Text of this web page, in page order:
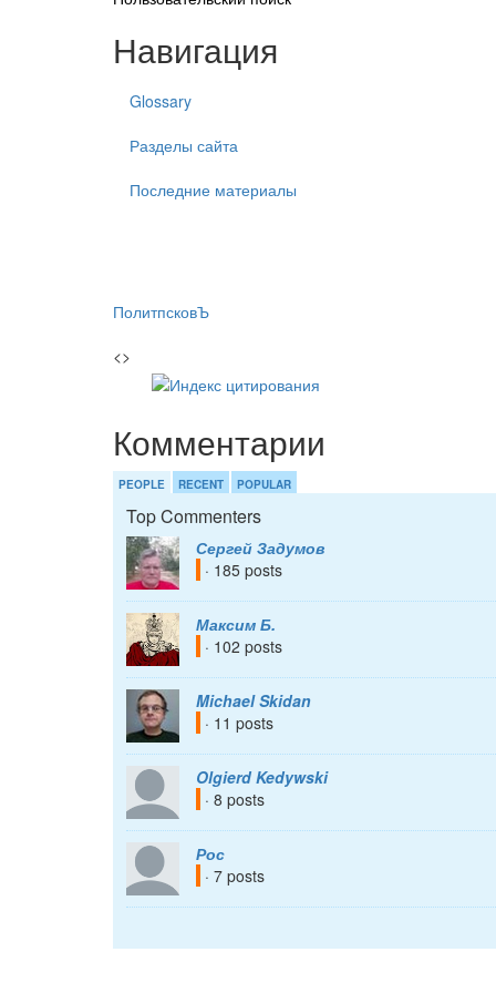
Навигация
Glossary
Разделы сайта
Последние материалы
ПолитпсковЪ
<>
Комментарии
PEOPLE RECENT POPULAR
Top Commenters
Сергей Задумов
· 185 posts
Максим Б.
· 102 posts
Michael Skidan
· 11 posts
Olgierd Kedywski
· 8 posts
Рос
· 7 posts